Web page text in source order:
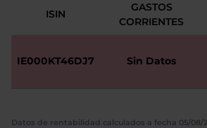
ISIN
GASTOS
CORRIENTES
IE000KT46DJ7 Sin Datos
Datos de rentabilidad calculados a fecha 05/08/